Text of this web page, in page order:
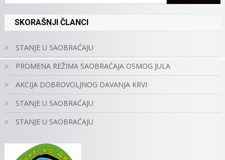
SKORAŠNJI ČLANCI
STANJE U SAOBRAĆAJU
PROMENA REŽIMA SAOBRAĆAJA OSMOG JULA
AKCIJA DOBROVOLJNOG DAVANJA KRVI
STANJE U SAOBRAĆAJU
STANJE U SAOBRAĆAJU